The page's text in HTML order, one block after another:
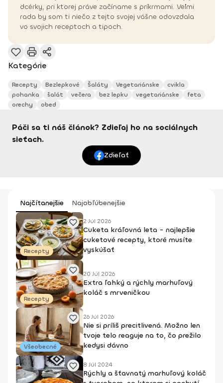
dcérky, pri ktorej práve začíname s príkrmami. Veľmi
rada by som ti niečo z tejto svojej vášne odovzdala
vo svojich receptoch a tipoch.
Kategórie
Recepty Bezlepkové Šaláty Vegetariánske
cvikla
pohanka
šalát večera bez lepku vegetariánske
feta
orechy
obed
Páči sa ti náš článok? Zdieľaj ho na sociálnych
sieťach.
Zdieľať
Najčítanejšie Najobľúbenejšie
Recepty
2 Júl 2026
Cuketa kráľovná leta - najlepšie
cuketové recepty, ktoré musíte
vyskúšať
Recepty
20 Júl 2026
Extra ľahký a rýchly marhuľový
koláč s mrveničkou
Všeobecné
26 Júl 2026
Nie si príliš precitlivená. Možno len
tvoje telo reaguje na to, čo prežilo
kedysi dávno
8 Júl 2024
Rýchly a šťavnatý marhuľový koláč